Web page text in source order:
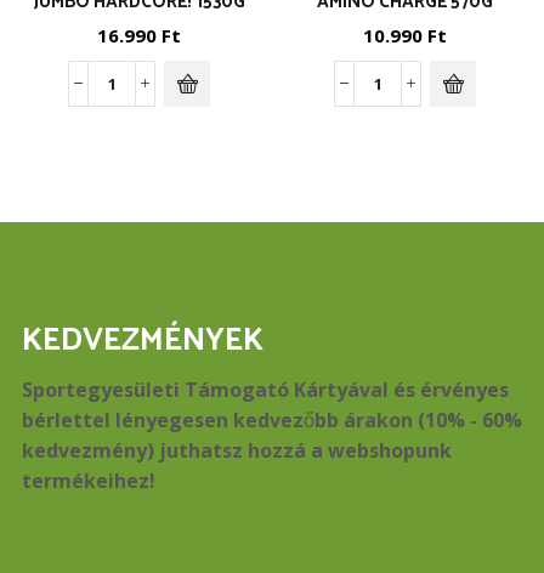
16.990 Ft
Jumbo
10.990 Ft
Amino
KEDVEZMÉNYEK
Sportegyesületi Támogató Kártyával és érvényes
bérlettel lényegesen kedvezőbb árakon (10% - 60%
kedvezmény) juthatsz hozzá a webshopunk
termékeihez!